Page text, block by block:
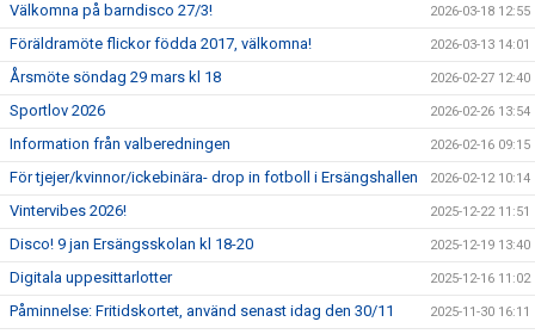
Välkomna på barndisco 27/3! 2026-03-18 12:55
Föräldramöte flickor födda 2017, välkomna! 2026-03-13 14:01
Årsmöte söndag 29 mars kl 18 2026-02-27 12:40
Sportlov 2026 2026-02-26 13:54
Information från valberedningen 2026-02-16 09:15
För tjejer/kvinnor/ickebinära- drop in fotboll i Ersängshallen 2026-02-12 10:14
Vintervibes 2026! 2025-12-22 11:51
Disco! 9 jan Ersängsskolan kl 18-20 2025-12-19 13:40
Digitala uppesittarlotter 2025-12-16 11:02
Påminnelse: Fritidskortet, använd senast idag den 30/11 2025-11-30 16:11